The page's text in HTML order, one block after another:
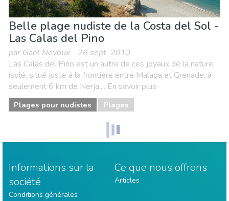
Belle plage nudiste de la Costa del Sol -
Las Calas del Pino
par Gaël Nevoux - 26 sept. 2013
Las Calas del Pino est un autre de ces joyaux de la nature,
isolé, situé juste à la frontière entre Malaga et Grenade, à
seulement 6 km de Nerja.... En savoir plus
Plages pour nudistes Plages
Informations sur la
société
Conditions générales
Ce que nous offrons
Articles